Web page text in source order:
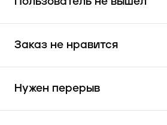
Заказ не нравится
Нужен перерыв